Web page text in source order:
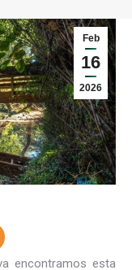
Feb
16
2026
encontramos esta